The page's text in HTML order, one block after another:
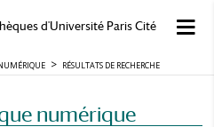
d'Université Paris Cité
RÉSULTATS DE RECHERCHE
numérique